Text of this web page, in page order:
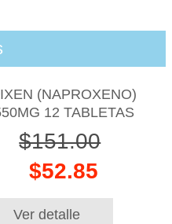
(NAPROXENO)
12 TABLETAS
$151.00
$52.85
Ver detalle